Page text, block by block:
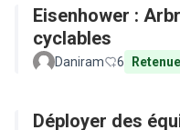
Eisenhower :
cyclables
Daniram 6 Retenue
Déployer des